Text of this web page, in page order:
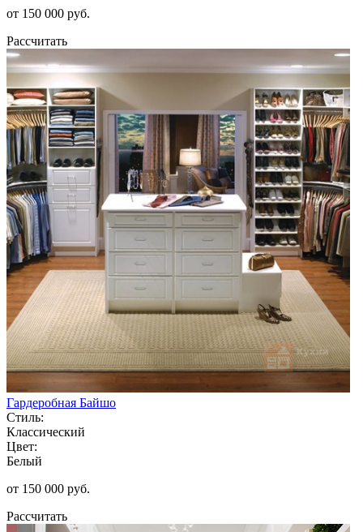
от 150 000 руб.
Рассчитать
Гардеробная Байшо
Стиль:
Классический
Цвет:
Белый
от 150 000 руб.
Рассчитать